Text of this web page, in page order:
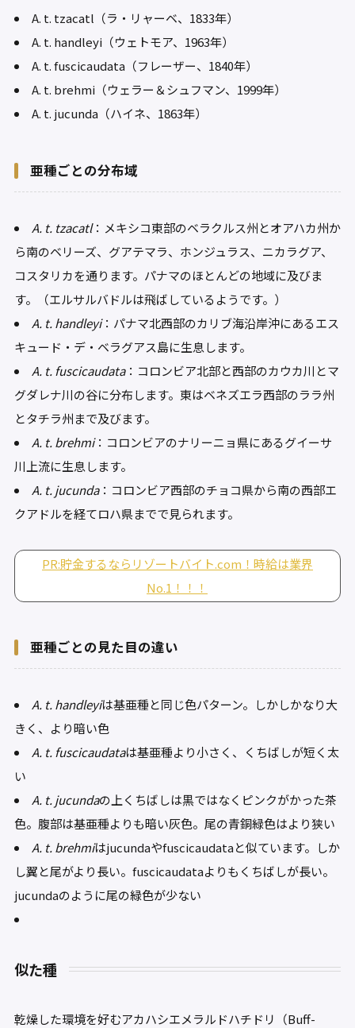
A. t. tzacatl（ラ・リャーベ、1833年）
A. t. handleyi（ウェトモア、1963年）
A. t. fuscicaudata（フレーザー、1840年）
A. t. brehmi（ウェラー＆シュフマン、1999年）
A. t. jucunda（ハイネ、1863年）
亜種ごとの分布域
A. t. tzacatl：メキシコ東部のベラクルス州とオアハカ州か
ら南のベリーズ、グアテマラ、ホンジュラス、ニカラグア、
コスタリカを通ります。パナマのほとんどの地域に及びま
す。（エルサルバドルは飛ばしているようです。）
A. t. handleyi：パナマ北西部のカリブ海沿岸沖にあるエス
キュード・デ・ベラグアス島に生息します。
A. t. fuscicaudata：コロンビア北部と西部のカウカ川とマ
グダレナ川の谷に分布します。東はベネズエラ西部のララ州
とタチラ州まで及びます。
A. t. brehmi：コロンビアのナリーニョ県にあるグイーサ
川上流に生息します。
A. t. jucunda：コロンビア西部のチョコ県から南の西部エ
クアドルを経てロハ県までで見られます。
PR:貯金するならリゾートバイト.com！時給は業界
No.1！！！
亜種ごとの見た目の違い
A. t. handleyiは基亜種と同じ色パターン。しかしかなり大
きく、より暗い色
A. t. fuscicaudataは基亜種より小さく、くちばしが短く太
い
A. t. jucundaの上くちばしは黒ではなくピンクがかった茶
色。腹部は基亜種よりも暗い灰色。尾の青銅緑色はより狭い
A. t. brehmiはjucundaやfuscicaudataと似ています。しか
し翼と尾がより長い。fuscicaudataよりもくちばしが長い。
jucundaのように尾の緑色が少ない
似た種
乾燥した環境を好むアカハシエメラルドハチドリ（Buff-